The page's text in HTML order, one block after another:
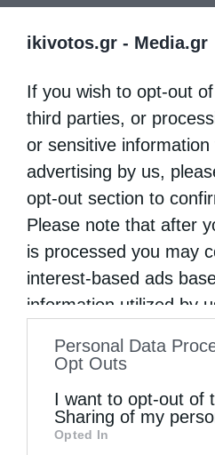
ikivotos.gr - Media.gr
If you wish to opt-out
third parties, or
or sensitive information
advertising by us,
opt-out section to
Please note that after
is processed you may
interest-based ads
information utilized by
to your opt-out. You
information by third
of downstream
Personal Data
Opt Outs
I want to opt-out of
Sharing of my
Opted In
Τα Ιερά Κείμενα